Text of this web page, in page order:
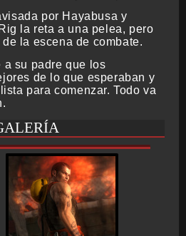
por Hayabusa y
la reta a una pelea, pero
la escena de combate.
a su padre que los
de lo que esperaban y
para comenzar. Todo va